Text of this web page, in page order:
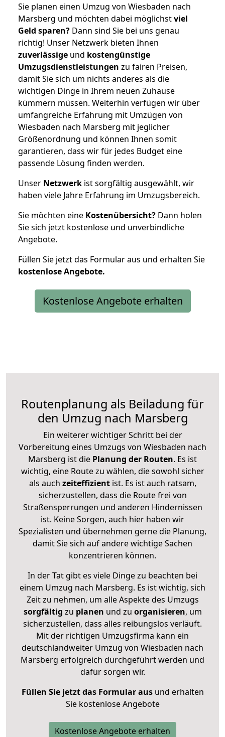
Sie planen einen Umzug von Wiesbaden nach
Marsberg und möchten dabei möglichstviel
Geld sparen? Dann sind Sie bei uns genau
richtig! Unser Netzwerk bieten Ihnen
zuverlässige und kostengünstige
Umzugsdienstleistungen zu fairen Preisen,
damit Sie sich um nichts anderes als die
wichtigen Dinge in Ihrem neuen Zuhause
kümmern müssen. Weiterhin verfügen wir über
umfangreiche Erfahrung mit Umzügen von
Wiesbaden nach Marsberg mit jeglicher
Größenordnung und können Ihnen somit
garantieren, dass wir für jedes Budget eine
passende Lösung finden werden.
Unser Netzwerk ist sorgfältig ausgewählt, wir
haben viele Jahre Erfahrung im Umzugsbereich.
Sie möchten eine Kostenübersicht? Dann holen
Sie sich jetzt kostenlose und unverbindliche
Angebote.
Füllen Sie jetzt das Formular aus und erhalten Sie
kostenloseAngebote.
Kostenlose Angebote erhalten
Routenplanung als Beiladung für
den Umzug nach Marsberg
Ein weiterer wichtiger Schritt bei der
Vorbereitung eines Umzugs von Wiesbaden nach
Marsberg ist die Planung der Routen. Es ist
wichtig, eine Route zu wählen, die sowohl sicher
als auch zeiteffizientist. Es ist auch ratsam,
sicherzustellen, dass die Route frei von
Straßensperrungen und anderen Hindernissen
ist. Keine Sorgen, auch hier haben wir
Spezialisten und übernehmen gerne die Planung,
damit Sie sich auf andere wichtige Sachen
konzentrieren können.
In der Tat gibt es viele Dinge zu beachten bei
einem Umzug nach Marsberg. Es ist wichtig, sich
Zeit zu nehmen, um alle Aspekte des Umzugs
sorgfältig zu planen und zu organisieren, um
sicherzustellen, dass alles reibungslos verläuft.
Mit der richtigen Umzugsfirma kann ein
deutschlandweiter Umzug von Wiesbaden nach
Marsberg erfolgreich durchgeführt werden und
dafür sorgen wir.
Füllen Sie jetzt das Formular ausund erhalten
Sie kostenlose Angebote
Kostenlose Angebote erhalten